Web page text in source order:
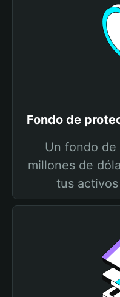
Fondo de
Un fondo
millones de
tus